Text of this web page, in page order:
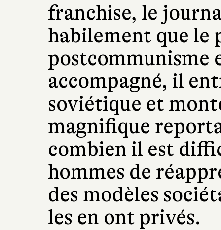
franchise, le
habilement que le
postcommunisme
accompagné, il
soviétique et
magnifique
combien il est
hommes de
des modèles
les en ont privés.